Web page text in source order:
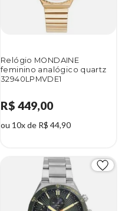
Relógio MONDAINE
feminino analógico quartz
32940LPMVDE1
R$ 449,00
ou 10x de R$ 44,90